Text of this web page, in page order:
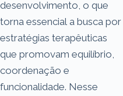
desenvolvimento, o que
torna essencial a busca por
estratégias terapêuticas
que promovam equilíbrio,
coordenação e
funcionalidade. Nesse